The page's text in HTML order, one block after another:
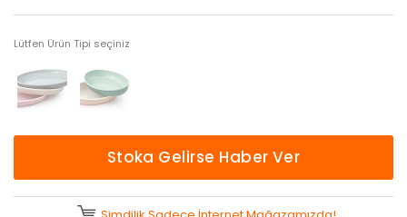
Lütfen Ürün Tipi seçiniz
Stoka Gelirse Haber Ver